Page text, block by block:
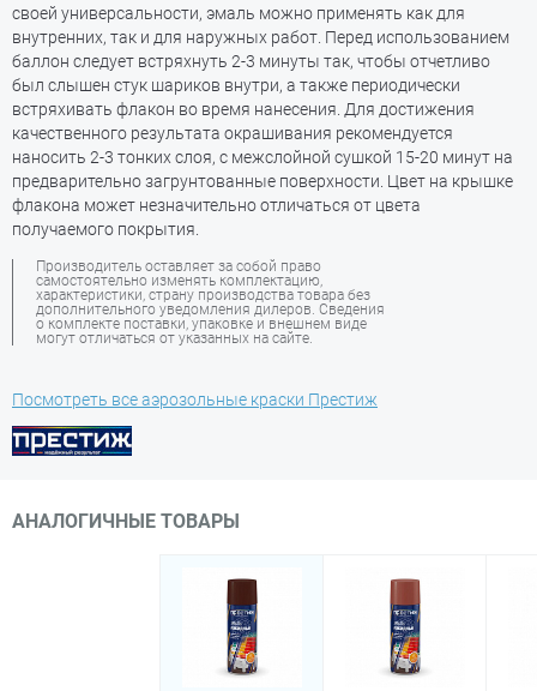
своей универсальности, эмаль можно применять как для
внутренних, так и для наружных работ. Перед использованием
баллон следует встряхнуть 2-3 минуты так, чтобы отчетливо
был слышен стук шариков внутри, а также периодически
встряхивать флакон во время нанесения. Для достижения
качественного результата окрашивания рекомендуется
наносить 2-3 тонких слоя, с межслойной сушкой 15-20 минут на
предварительно загрунтованные поверхности. Цвет на крышке
флакона может незначительно отличаться от цвета
получаемого покрытия.
Производитель оставляет за собой право
самостоятельно изменять комплектацию,
характеристики, страну производства товара без
дополнительного уведомления дилеров. Сведения
о комплекте поставки, упаковке и внешнем виде
могут отличаться от указанных на сайте.
Посмотреть все аэрозольные краски Престиж
АНАЛОГИЧНЫЕ ТОВАРЫ